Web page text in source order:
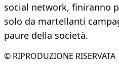
social network, finiranno
solo da martellanti
paure della società.
© RIPRODUZIONE RISERVATA